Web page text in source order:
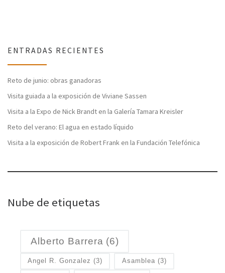
ENTRADAS RECIENTES
Reto de junio: obras ganadoras
Visita guiada a la exposición de Viviane Sassen
Visita a la Expo de Nick Brandt en la Galería Tamara Kreisler
Reto del verano: El agua en estado líquido
Visita a la exposición de Robert Frank en la Fundación Telefónica
Nube de etiquetas
Alberto Barrera (6)
Angel R. Gonzalez (3) Asamblea (3)